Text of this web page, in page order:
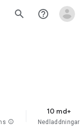
search help_outline
info
10 md+
Nedladdningar